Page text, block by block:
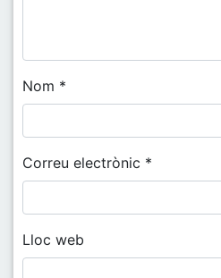
Nom *
Correu electrònic *
Lloc web